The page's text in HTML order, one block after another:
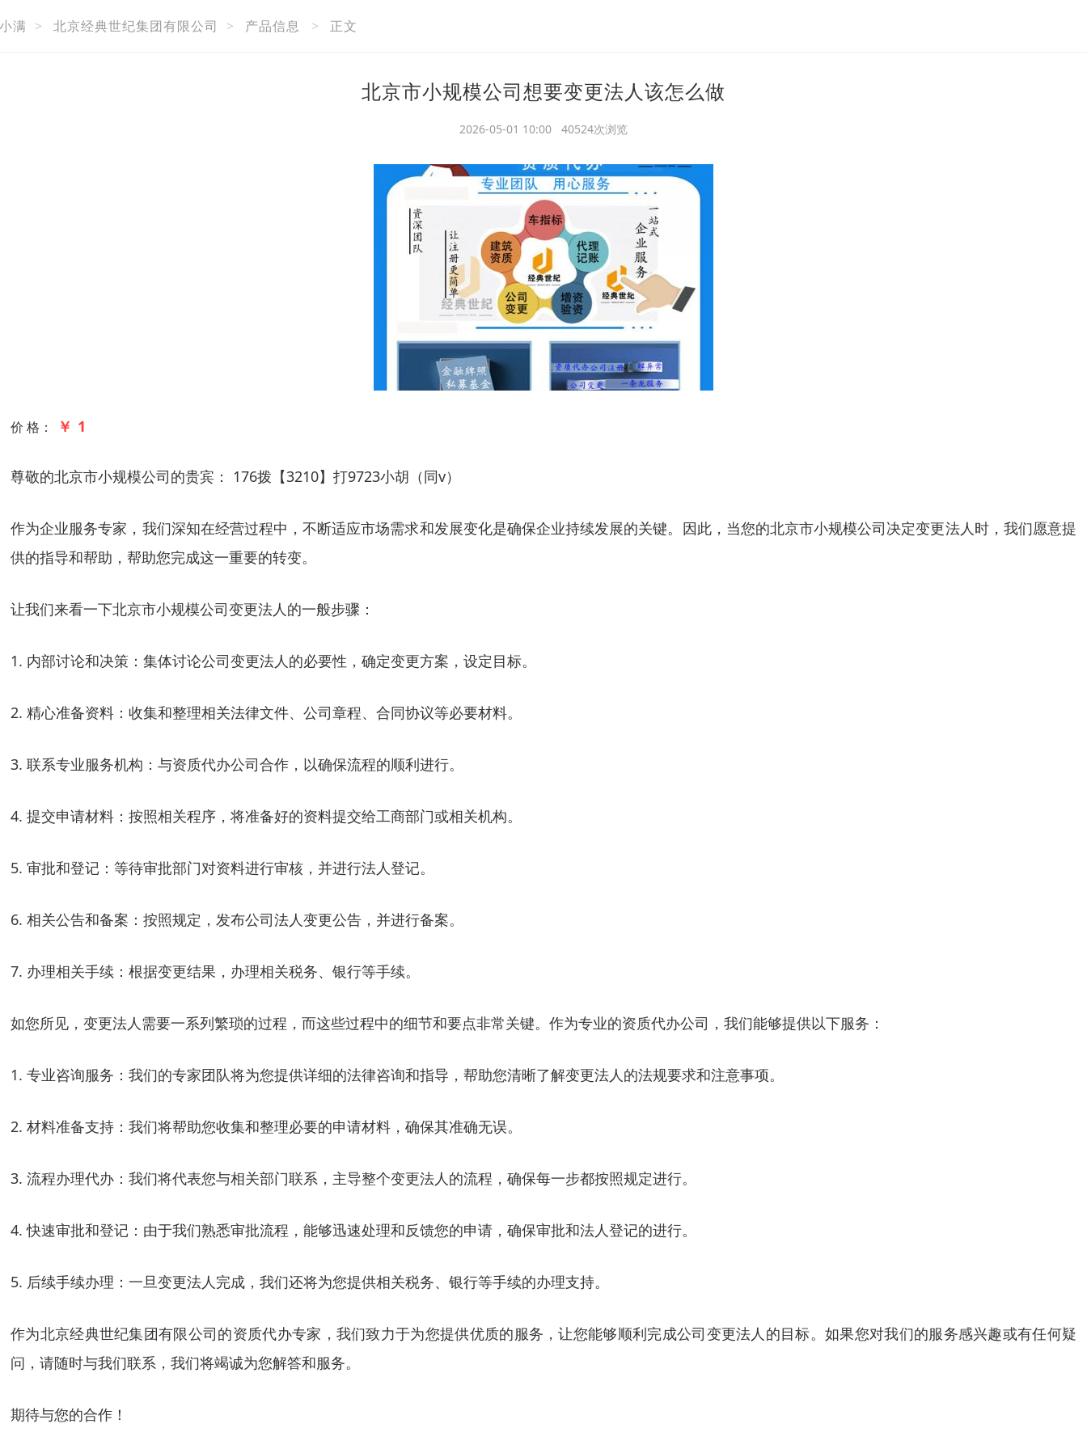
满 > 北京经典世纪集团有限公司 > 产品信息 > 正文
北京市小规模公司想要变更法人该怎么做
2026-05-01 10:00 40524次浏览
价 格： ￥ 1
尊敬的北京市小规模公司的贵宾： 176拨【3210】打9723小胡（同v）
作为企业服务专家，我们深知在经营过程中，不断适应市场需求和发展变化是确保企业持续发展的关键。因此，当您的北京市小规模公司决定变更法人时，我们愿意提
供的指导和帮助，帮助您完成这一重要的转变。
让我们来看一下北京市小规模公司变更法人的一般步骤：
1. 内部讨论和决策：集体讨论公司变更法人的必要性，确定变更方案，设定目标。
2. 精心准备资料：收集和整理相关法律文件、公司章程、合同协议等必要材料。
3. 联系专业服务机构：与资质代办公司合作，以确保流程的顺利进行。
4. 提交申请材料：按照相关程序，将准备好的资料提交给工商部门或相关机构。
5. 审批和登记：等待审批部门对资料进行审核，并进行法人登记。
6. 相关公告和备案：按照规定，发布公司法人变更公告，并进行备案。
7. 办理相关手续：根据变更结果，办理相关税务、银行等手续。
如您所见，变更法人需要一系列繁琐的过程，而这些过程中的细节和要点非常关键。作为专业的资质代办公司，我们能够提供以下服务：
1. 专业咨询服务：我们的专家团队将为您提供详细的法律咨询和指导，帮助您清晰了解变更法人的法规要求和注意事项。
2. 材料准备支持：我们将帮助您收集和整理必要的申请材料，确保其准确无误。
3. 流程办理代办：我们将代表您与相关部门联系，主导整个变更法人的流程，确保每一步都按照规定进行。
4. 快速审批和登记：由于我们熟悉审批流程，能够迅速处理和反馈您的申请，确保审批和法人登记的进行。
5. 后续手续办理：一旦变更法人完成，我们还将为您提供相关税务、银行等手续的办理支持。
作为北京经典世纪集团有限公司的资质代办专家，我们致力于为您提供优质的服务，让您能够顺利完成公司变更法人的目标。如果您对我们的服务感兴趣或有任何疑
问，请随时与我们联系，我们将竭诚为您解答和服务。
期待与您的合作！